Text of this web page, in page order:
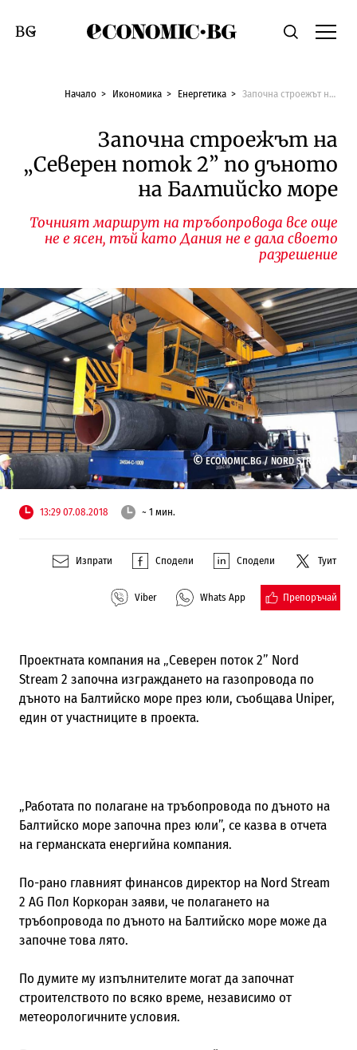
Economic.bgТърсене
Смяна на език
Начало Икономика Енергетика Започна строежът на „Северен поток 2” по дъното на Балтийско море
Започна строежът на
„Северен поток 2” по дъното
на Балтийско море
Точният маршрут на тръбопровода все още
не е ясен, тъй като Дания не е дала своето
разрешение
©ECONOMIC.BG / NORD STREAM 2
13:29 07.08.2018 ~ 1 мин.
Изпрати Сподели Сподели Туит
Viber Whats App Препоръчай
Проектната компания на „Северен поток 2” Nord
Stream 2 започна изграждането на газопровода по
дъното на Балтийско море през юли, съобщава Uniper,
един от участниците в проекта.
„Работата по полагане на тръбопровода по дъното на
Балтийско море започна през юли”, се казва в отчета
на германската енергийна компания.
По-рано главният финансов директор на Nord Stream
2 AG Пол Коркоран заяви, че полагането на
тръбопровода по дъното на Балтийско море може да
започне това лято.
По думите му изпълнителите могат да започнат
строителството по всяко време, независимо от
метеорологичните условия.